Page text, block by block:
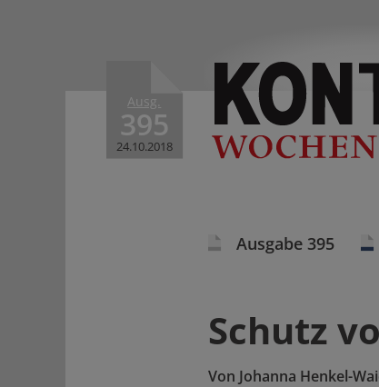
Ausg.
395
24.10.2018
Ausgabe 395
Schutz
Von Johanna Henkel-